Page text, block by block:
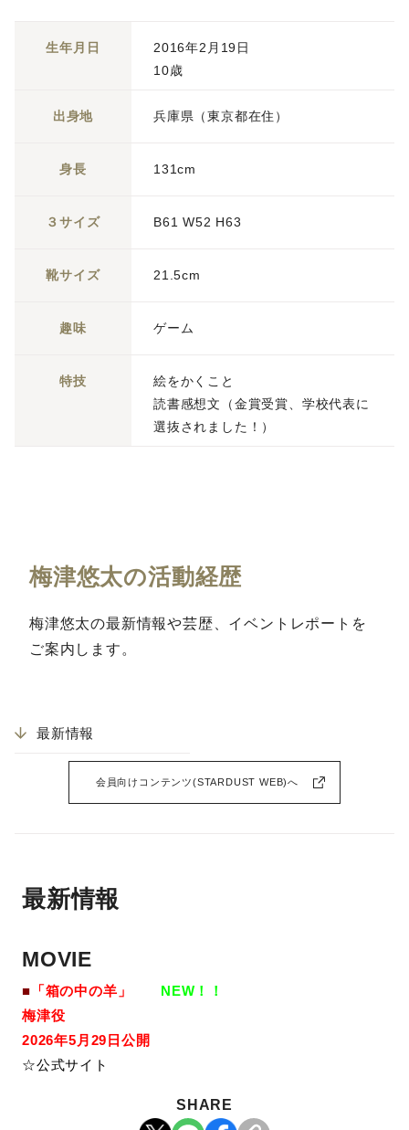
生年月日
2016年2月19日
10歳
出身地 兵庫県（東京都在住）
身長 131cm
３サイズ B61 W52 H63
靴サイズ 21.5cm
趣味 ゲーム
特技
絵をかくこと
読書感想文（金賞受賞、学校代表に
選抜されました！）
梅津悠太の活動経歴
梅津悠太の最新情報や芸歴、イベントレポートを
ご案内します。
最新情報
会員向けコンテンツ(STARDUST WEB)へ
最新情報
MOVIE
■ 「箱の中の羊」
NEW！！
梅津役
2026年5月29日公開
☆公式サイト
SHARE